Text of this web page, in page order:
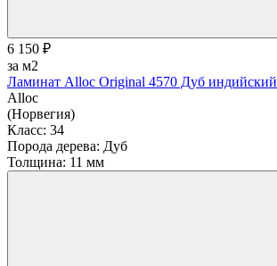
6 150 ₽
за м2
Ламинат Alloc Original 4570 Дуб индийский
Alloc
(Норвегия)
Класс: 34
Порода дерева: Дуб
Толщина: 11 мм